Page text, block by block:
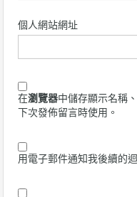
個人網站網址
在瀏覽器中儲存顯示名稱
下次發佈留言時使用。
用電子郵件通知我後續的迴